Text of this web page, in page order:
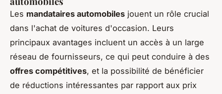
Les mandataires automobiles jouent un rôle crucial
dans l'achat de voitures d'occasion. Leurs
principaux avantages incluent un accès à un large
réseau de fournisseurs, ce qui peut conduire à des
offres compétitives, et la possibilité de bénéficier
de réductions intéressantes par rapport aux prix